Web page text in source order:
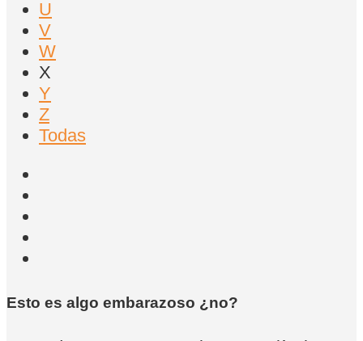
U
V
W
X
Y
Z
Todas
Esto es algo embarazoso ¿no?